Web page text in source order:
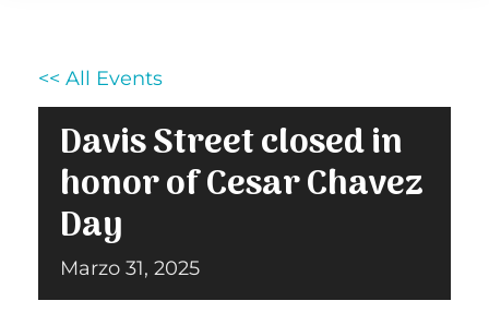
Usted puede ayudar
Únase a nosotros
Explore
Donar
<< All Events
Davis Street closed in
honor of Cesar Chavez
Day
Marzo 31, 2025